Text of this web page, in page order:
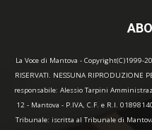
La Voce di Mantova - Copyright(C)1999-
RISERVATI. NESSUNA RIPRODUZIONE
responsabile: Alessio Tarpini
12 - Mantova - P.IVA, C.F. e R.I.
Tribunale: iscritta al Tribunale di